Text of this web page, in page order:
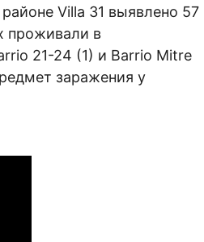
Villa 31 выявлено 57
проживали в
21-24 (1) и Barrio Mitre
заражения у